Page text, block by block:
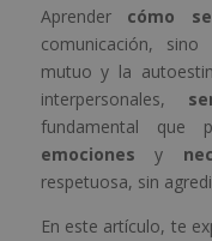
Aprender cómo
comunicación,
mutuo y la
interpersonales,
fundamental que
emociones y
respetuosa, sin
En este artículo, te